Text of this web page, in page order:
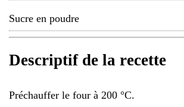
Sucre en poudre
Descriptif de la recette
Préchauffer le four à 200 °C.